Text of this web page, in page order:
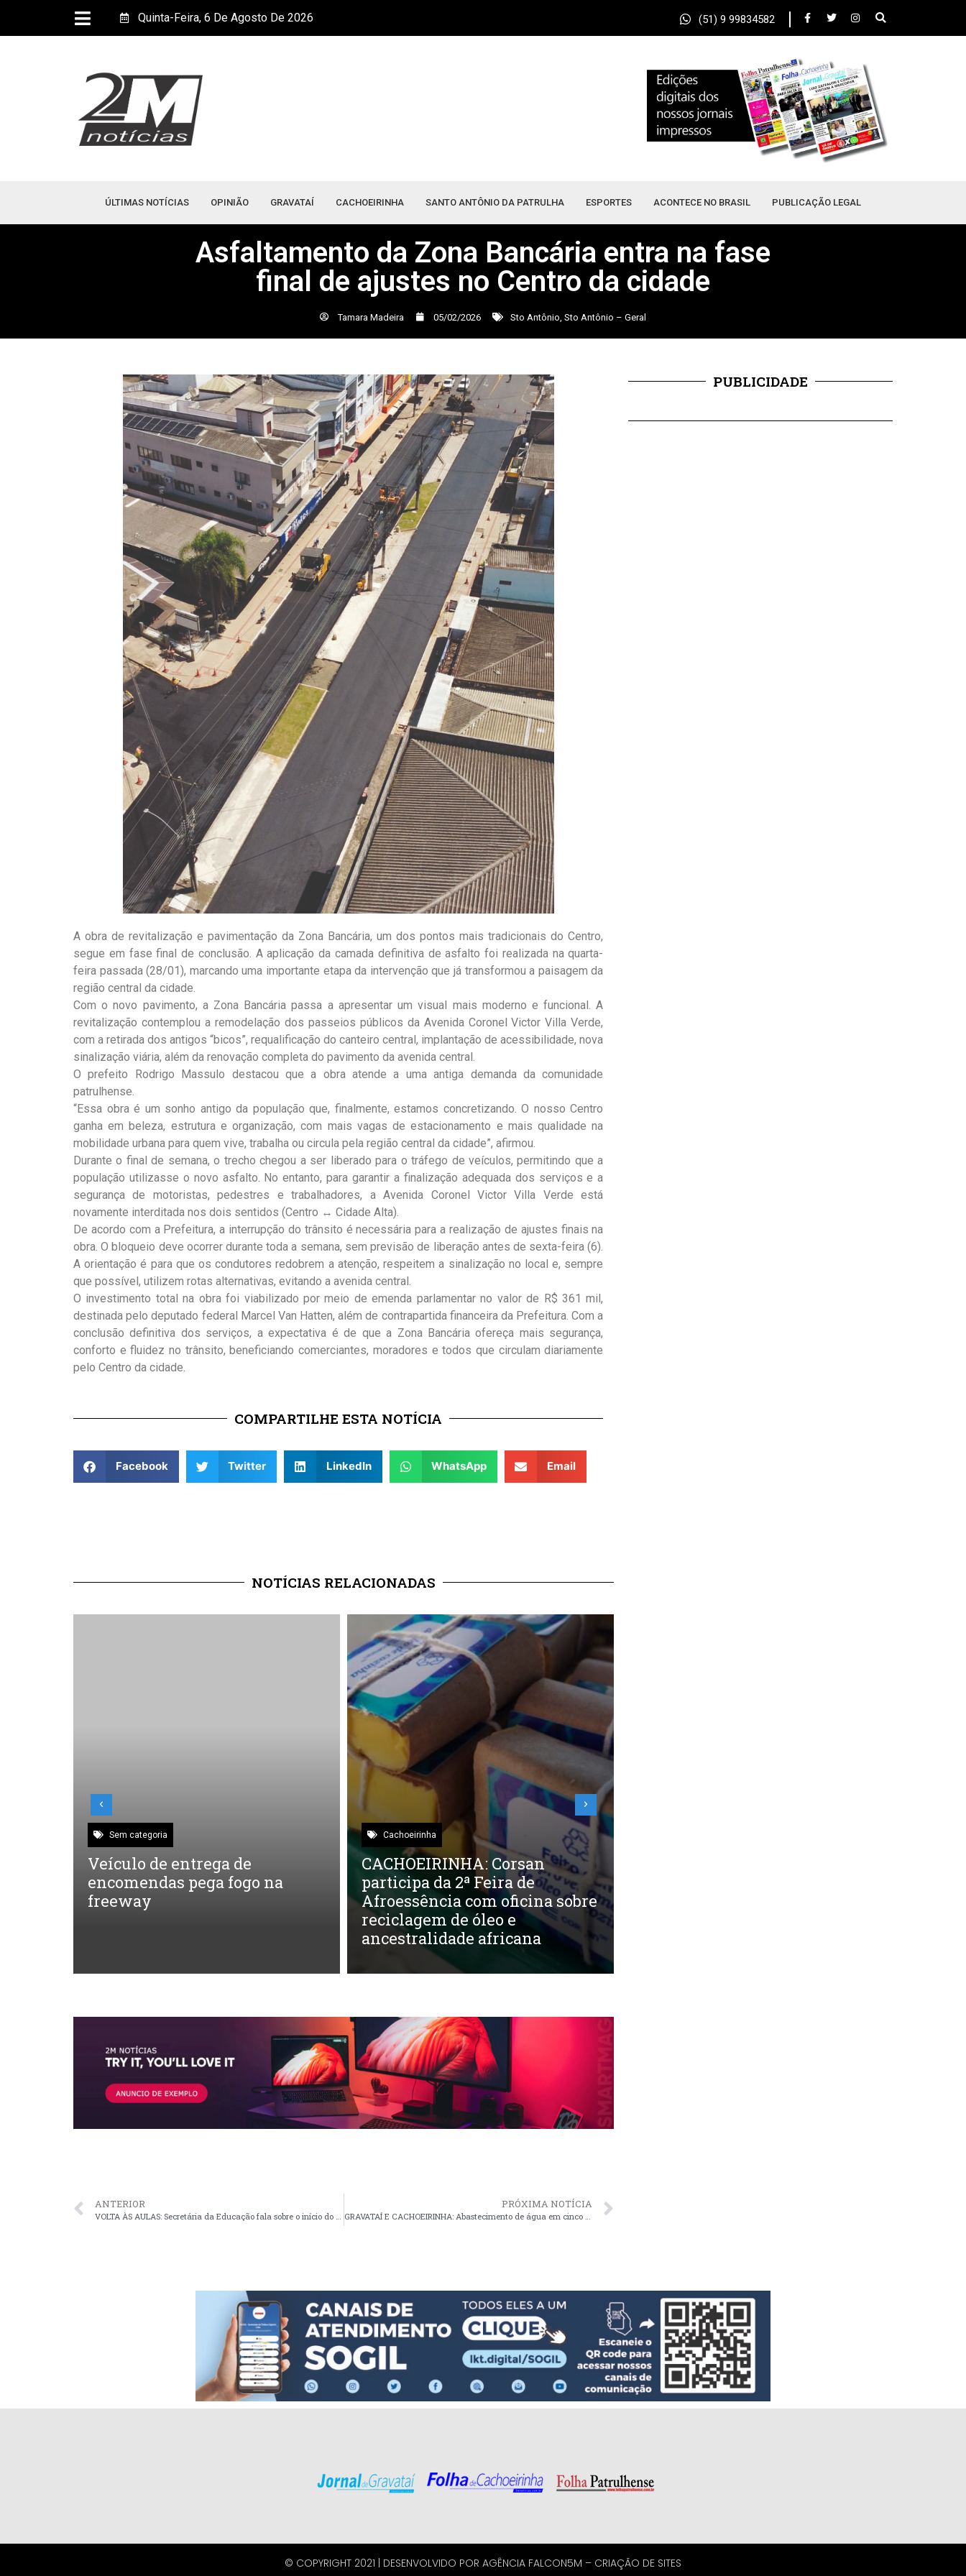
Quinta-Feira, 6 De Agosto De 2026 (51) 9 99834582
ÚLTIMAS NOTÍCIAS OPINIÃO GRAVATAÍ CACHOEIRINHA SANTO ANTÔNIO DA PATRULHA ESPORTES ACONTECE NO BRASIL PUBLICAÇÃO LEGAL
Asfaltamento da Zona Bancária entra na fase
final de ajustes no Centro da cidade
Tamara Madeira 05/02/2026 Sto Antônio Sto Antônio – Geral
A obra de revitalização e pavimentação da Zona Bancária, um dos pontos mais tradicionais do Centro,
segue em fase final de conclusão. A aplicação da camada definitiva de asfalto foi realizada na quarta-
feira passada (28/01), marcando uma importante etapa da intervenção que já transformou a paisagem da
região central da cidade.
Com o novo pavimento, a Zona Bancária passa a apresentar um visual mais moderno e funcional. A
revitalização contemplou a remodelação dos passeios públicos da Avenida Coronel Victor Villa Verde,
com a retirada dos antigos “bicos”, requalificação do canteiro central, implantação de acessibilidade, nova
sinalização viária, além da renovação completa do pavimento da avenida central.
O prefeito Rodrigo Massulo destacou que a obra atende a uma antiga demanda da comunidade
patrulhense.
“Essa obra é um sonho antigo da população que, finalmente, estamos concretizando. O nosso Centro
ganha em beleza, estrutura e organização, com mais vagas de estacionamento e mais qualidade na
mobilidade urbana para quem vive, trabalha ou circula pela região central da cidade”, afirmou.
Durante o final de semana, o trecho chegou a ser liberado para o tráfego de veículos, permitindo que a
população utilizasse o novo asfalto. No entanto, para garantir a finalização adequada dos serviços e a
segurança de motoristas, pedestres e trabalhadores, a Avenida Coronel Victor Villa Verde está
novamente interditada nos dois sentidos (Centro ↔ Cidade Alta).
De acordo com a Prefeitura, a interrupção do trânsito é necessária para a realização de ajustes finais na
obra. O bloqueio deve ocorrer durante toda a semana, sem previsão de liberação antes de sexta-feira (6).
A orientação é para que os condutores redobrem a atenção, respeitem a sinalização no local e, sempre
que possível, utilizem rotas alternativas, evitando a avenida central.
O investimento total na obra foi viabilizado por meio de emenda parlamentar no valor de R$ 361 mil,
destinada pelo deputado federal Marcel Van Hatten, além de contrapartida financeira da Prefeitura. Com a
conclusão definitiva dos serviços, a expectativa é de que a Zona Bancária ofereça mais segurança,
conforto e fluidez no trânsito, beneficiando comerciantes, moradores e todos que circulam diariamente
pelo Centro da cidade.
COMPARTILHE ESTA NOTÍCIA
Facebook Twitter LinkedIn WhatsApp Email
NOTÍCIAS RELACIONADAS
Sem categoria
Veículo de entrega de
encomendas pega fogo na
freeway
Cachoeirinha
CACHOEIRINHA: Corsan
participa da 2ª Feira de
Afroessência com oficina sobre
reciclagem de óleo e
ancestralidade africana
ANTERIOR
VOLTA ÀS AULAS: Secretária da Educação fala sobre o início do ano letivo
PRÓXIMA NOTÍCIA
GRAVATAÍ E CACHOEIRINHA: Abastecimento de água em cinco bairros, afetado por obra de terceiros, será retomado durante a noite
PUBLICIDADE
© COPYRIGHT 2021 | DESENVOLVIDO POR AGÊNCIA FALCON5M – CRIAÇÃO DE SITES